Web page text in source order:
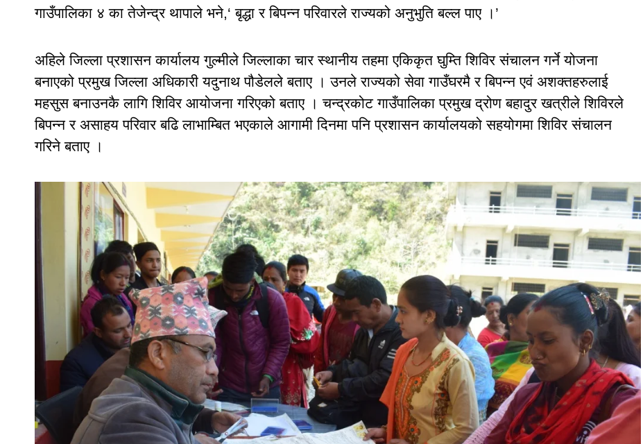
गाउँपालिका ४ का तेजेन्द्र थापाले भने,‘ बृद्धा र बिपन्न परिवारले राज्यको अनुभुति बल्ल पाए ।’
अहिले जिल्ला प्रशासन कार्यालय गुल्मीले जिल्लाका चार स्थानीय तहमा एकिकृत घुम्ति शिविर संचालन गर्ने योजना
बनाएको प्रमुख जिल्ला अधिकारी यदुनाथ पौडेलले बताए । उनले राज्यको सेवा गाउँघरमै र बिपन्न एवं अशक्तहरुलाई
महसुस बनाउनकै लागि शिविर आयोजना गरिएको बताए । चन्द्रकोट गाउँपालिका प्रमुख द्रोण बहादुर खत्रीले शिविरले
बिपन्न र असाहय परिवार बढि लाभाम्बित भएकाले आगामी दिनमा पनि प्रशासन कार्यालयको सहयोगमा शिविर संचालन
गरिने बताए ।